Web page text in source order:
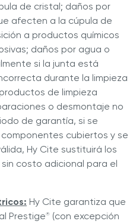
de cristal; daños por
afecten a la cúpula de
a productos químicos
daños por agua o
si la junta está
durante la limpieza
de limpieza
o desmontaje no
de garantía, si se
cubiertos y se
Hy Cite sustituirá los
costo adicional para el
Hy Cite garantiza que
Prestige® (con excepción